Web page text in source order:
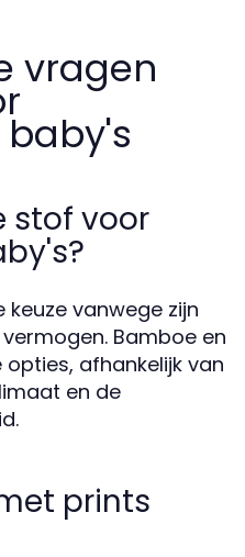
vragen
stof voor
vanwege zijn
Bamboe en
afhankelijk van
en de
prints